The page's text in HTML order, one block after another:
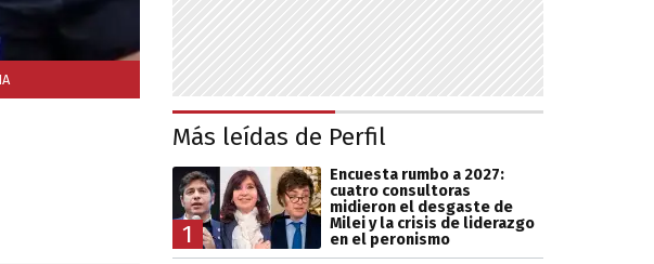
Más leídas de Perfil
1
Encuesta rumbo a 2027:
cuatro consultoras
midieron el desgaste de
Milei y la crisis de liderazgo
en el peronismo